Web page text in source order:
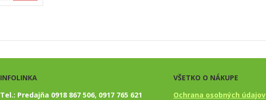
INFOLINKA
Tel.: Predajňa 0918 867 506, 0917 765 621
VŠETKO O NÁKUPE
Ochrana osobných údajov